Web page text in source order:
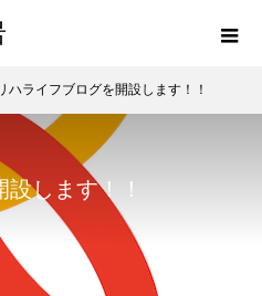
ハライフブログを開設します！！
します！！